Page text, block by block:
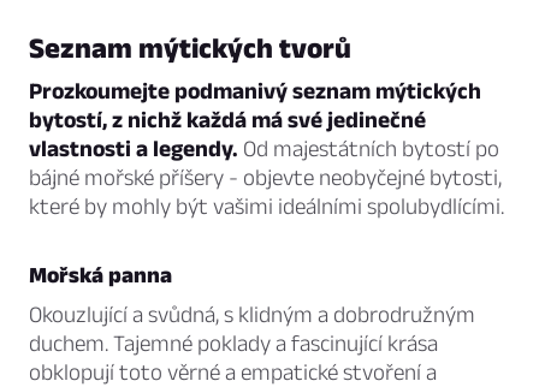
Seznam mýtických tvorů
Prozkoumejte podmanivý seznam mýtických
bytostí, z nichž každá má své jedinečné
vlastnosti a legendy. Od majestátních bytostí po
bájné mořské příšery - objevte neobyčejné bytosti,
které by mohly být vašimi ideálními spolubydlícími.
Mořská panna
Okouzlující a svůdná, s klidným a dobrodružným
duchem. Tajemné poklady a fascinující krása
obklopují toto věrné a empatické stvoření a